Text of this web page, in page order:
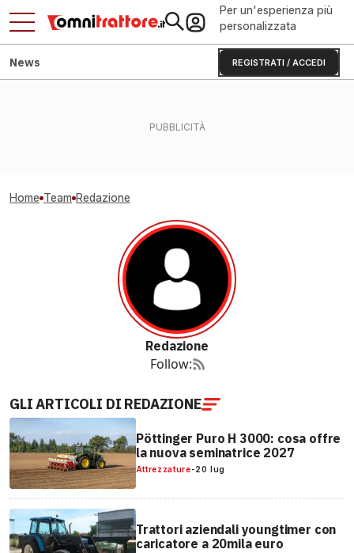
Per un'esperienza più
personalizzata
REGISTRATI / ACCEDI
News
Home Team Redazione
Redazione
Follow:
GLI ARTICOLI DI REDAZIONE
Pöttinger Puro H 3000: cosa offre
la nuova seminatrice 2027
Attrezzature-20 lug
Trattori aziendali youngtimer con
caricatore a 20mila euro